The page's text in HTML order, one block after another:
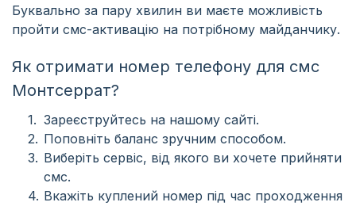
Буквально за пару хвилин ви маєте можливість
пройти смс-активацію на потрібному майданчику.
Як отримати номер телефону для смс
Монтсеррат?
Зареєструйтесь на нашому сайті.
Поповніть баланс зручним способом.
Виберіть сервіс, від якого ви хочете прийняти
смс.
Вкажіть куплений номер під час проходження